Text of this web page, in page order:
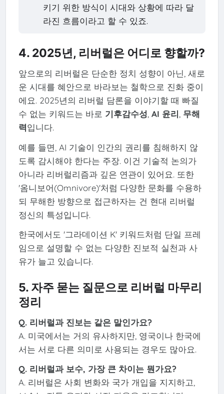
키기 위한 방식이 시대와 상황에 따라 달
라진 흐름이라고 할 수 있죠.
4. 2025년, 리버럴은 어디로 향할까?
앞으로의 리버럴은 단순한 정치 성향이 아닌, 새로
운 시대를 혜안으로 바라보는 철학으로 진화 중이
에요. 2025년의 리버럴 담론을 이야기할 때 빠질
수 없는 키워드는 바로 기후감수성, AI 윤리, 무해
력입니다.
예를 들면, AI 기술이 인간의 권리를 침해하지 않
도록 감시해야 한다는 주장. 이건 기술적 논의가
아니라 리버럴리즘과 깊은 연관이 있어요. 또한
'옴니보어(Omnivore)'처럼 다양한 문화를 수용하
되 무해한 방향으로 접근하자는 건 현대 리버럴
정신의 특성입니다.
한국에서도 '그라데이션 K' 키워드처럼 단일 프레
임으로 설명할 수 없는 다양한 진보적 실천과 사
유가 늘고 있습니다.
5. 자주 묻는 질문으로 리버럴 마무리
정리
Q. 리버럴과 진보는 같은 말인가요?
A. 미국에서는 거의 유사하지만, 영국이나 한국에
서는 서로 다른 의미로 사용되는 경우도 많아요.
Q. 리버럴과 보수, 가장 큰 차이는 뭔가요?
A. 리버럴은 사회 변화와 국가 개입을 지지하고,